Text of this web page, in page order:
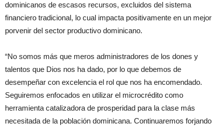
dominicanos de escasos recursos, excluidos del sistema
financiero tradicional, lo cual impacta positivamente en un mejor
porvenir del sector productivo dominicano.
“No somos más que meros administradores de los dones y
talentos que Dios nos ha dado, por lo que debemos de
desempeñar con excelencia el rol que nos ha encomendado.
Seguiremos enfocados en utilizar el microcrédito como
herramienta catalizadora de prosperidad para la clase más
necesitada de la población dominicana. Continuaremos forjando